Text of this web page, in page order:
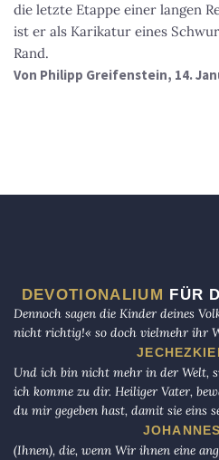
die letzte Etappe einer langen
ist er als Karikatur eines
Rand.
Von Philipp Greifenstein, 14.
DEVOTIONALIUM FÜR
Dennoch sagen die Kinder deines
nicht richtig!« so doch vielmehr ihr
Und ich bin nicht mehr in der Welt,
ich komme zu dir. Heiliger Vater,
du mir gegeben hast, damit sie eins
(Ihnen), die, wenn Wir ihnen eine